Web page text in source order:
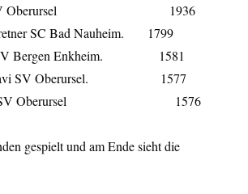
SV Oberursel 1936
SC Bad Nauheim. 1799
SV Bergen Enkheim. 1581
SV Oberursel. 1577
SV Oberursel 1576
gespielt und am Ende sieht die